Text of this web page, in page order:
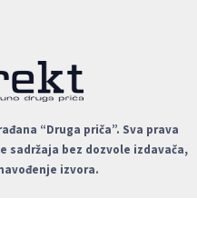
“Druga priča”. Sva prava
sadržaja bez dozvole izdavača,
izvora.